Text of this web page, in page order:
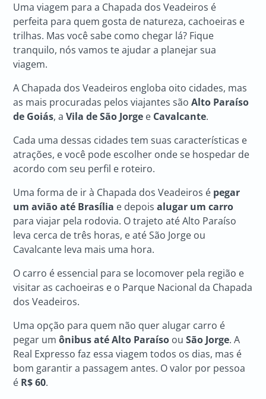
Uma viagem para a Chapada dos Veadeiros é
perfeita para quem gosta de natureza, cachoeiras e
trilhas. Mas você sabe como chegar lá? Fique
tranquilo, nós vamos te ajudar a planejar sua
viagem.
A Chapada dos Veadeiros engloba oito cidades, mas
as mais procuradas pelos viajantes sãoAlto Paraíso
de Goiás, aVila de São Jorge e Cavalcante.
Cada uma dessas cidades tem suas características e
atrações, e você pode escolher onde se hospedar de
acordo com seu perfil e roteiro.
Uma forma de ir à Chapada dos Veadeiros é pegar
um avião até Brasília e depoisalugar um carro
para viajar pela rodovia. O trajeto até Alto Paraíso
leva cerca de três horas, e até São Jorge ou
Cavalcante leva mais uma hora.
O carro é essencial para se locomover pela região e
visitar as cachoeiras e o Parque Nacional da Chapada
dos Veadeiros.
Uma opção para quem não quer alugar carro é
pegar umônibus até Alto Paraíso ouSão Jorge. A
Real Expresso faz essa viagem todos os dias, mas é
bom garantir a passagem antes. O valor por pessoa
é R$ 60.